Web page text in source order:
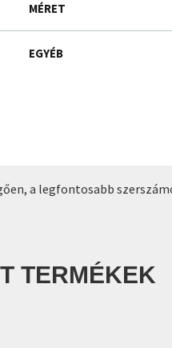
MÉRET
EGYÉB
a legfontosabb
TERMÉKEK